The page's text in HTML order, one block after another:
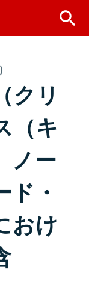
クリ
（キ
ノー
・
おけ